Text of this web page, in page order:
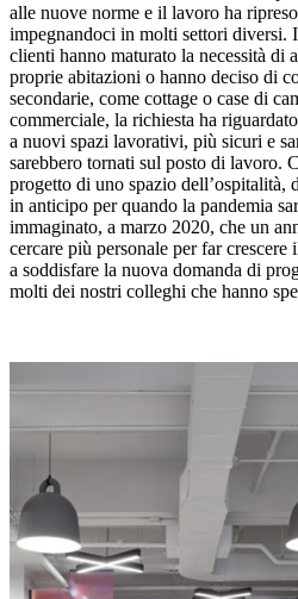
alle nuove norme e il lavoro ha
impegnandoci in molti settori diversi.
clienti hanno maturato la necessità di
proprie abitazioni o hanno deciso di
secondarie, come cottage o case di
commerciale, la richiesta ha
a nuovi spazi lavorativi, più sicuri e
sarebbero tornati sul posto di lavoro.
progetto di uno spazio
in anticipo per quando la pandemia
immaginato, a marzo 2020, che un
cercare più personale per far
a soddisfare la nuova domanda di
molti dei nostri colleghi che hanno